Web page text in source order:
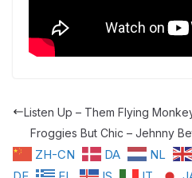
Listen Up – Them Flying
Froggies But Chic – Jehnny
ZH-CN DA NL